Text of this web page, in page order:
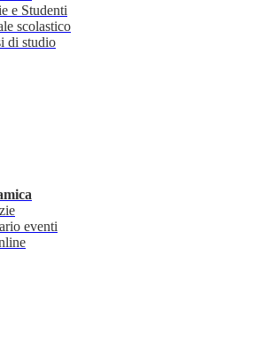
e Studenti
scolastico
di studio
eventi